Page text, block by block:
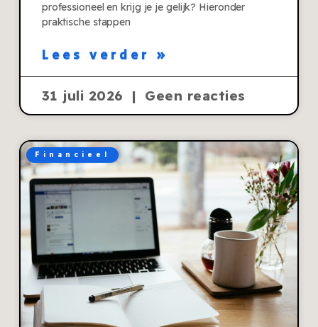
professioneel en krijg je je gelijk? Hieronder
praktische stappen
Lees verder »
31 juli 2026 Geen reacties
Financieel